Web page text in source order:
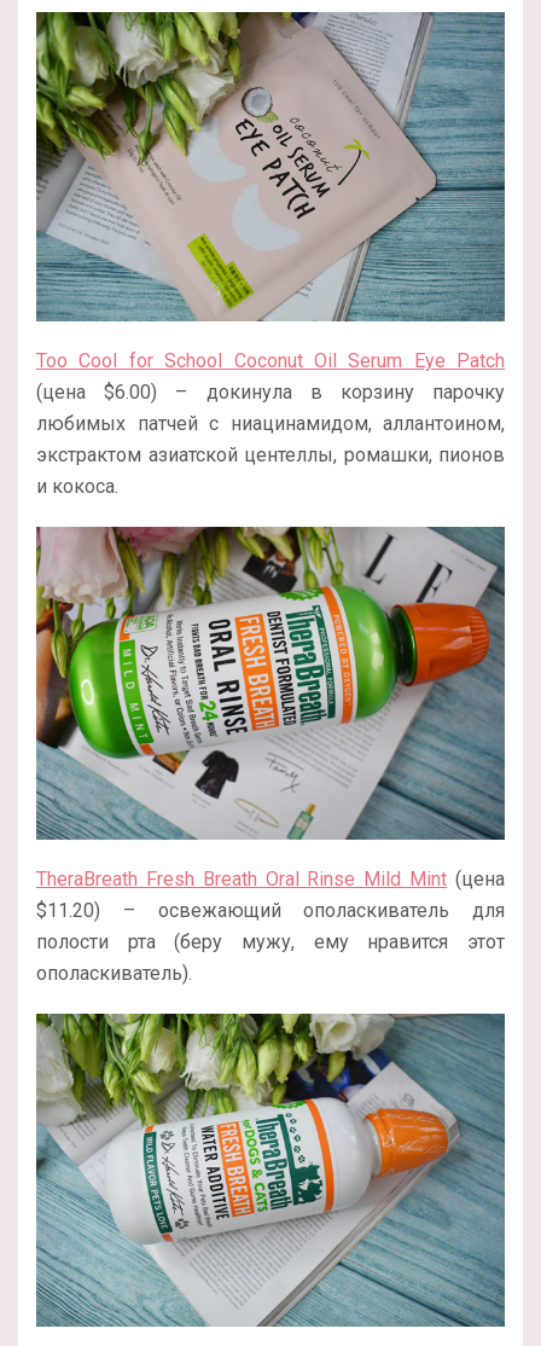
Too Cool for School Coconut Oil Serum Eye Patch
(цена $6.00) – докинула в корзину парочку
любимых патчей с ниацинамидом, аллантоином,
экстрактом азиатской центеллы, ромашки, пионов
и кокоса.
TheraBreath Fresh Breath Oral Rinse Mild Mint (цена
$11.20) – освежающий ополаскиватель для
полости рта (беру мужу, ему нравится этот
ополаскиватель).